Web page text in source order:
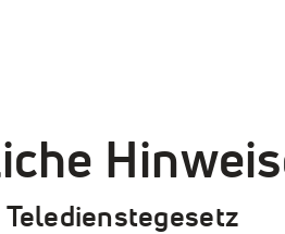
Teledienstegesetz